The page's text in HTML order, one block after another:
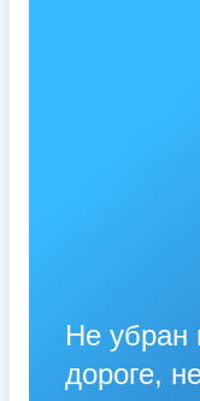
Не убран
дороге,